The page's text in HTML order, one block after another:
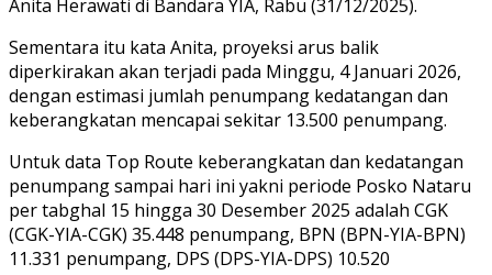
Anita Herawati di Bandara YIA, Rabu (31/12/2025).
Sementara itu kata Anita, proyeksi arus balik
diperkirakan akan terjadi pada Minggu, 4 Januari 2026,
dengan estimasi jumlah penumpang kedatangan dan
keberangkatan mencapai sekitar 13.500 penumpang.
Untuk data Top Route keberangkatan dan kedatangan
penumpang sampai hari ini yakni periode Posko Nataru
per tabghal 15 hingga 30 Desember 2025 adalah CGK
(CGK-YIA-CGK) 35.448 penumpang, BPN (BPN-YIA-BPN)
11.331 penumpang, DPS (DPS-YIA-DPS) 10.520